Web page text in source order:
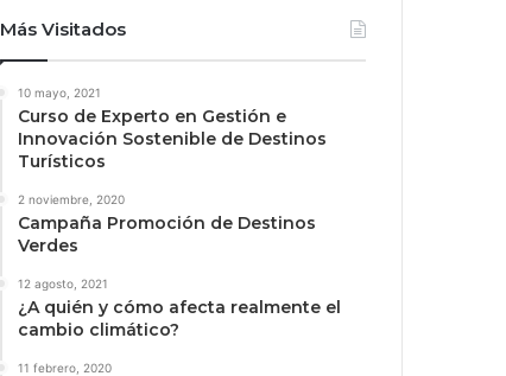
Más Visitados
10 mayo, 2021
Curso de Experto en Gestión e
Innovación Sostenible de Destinos
Turísticos
2 noviembre, 2020
Campaña Promoción de Destinos
Verdes
12 agosto, 2021
¿A quién y cómo afecta realmente el
cambio climático?
11 febrero, 2020